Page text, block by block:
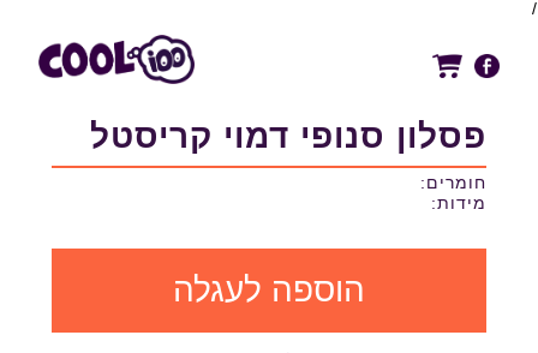
/
פסלון סנופי דמוי קריסטל
חומרים:
מידות:
הוספה לעגלה